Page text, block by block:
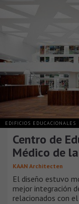
EDIFICIOS EDUCACIONALES
Centro de
Médico de
KAAN Architecten
El diseño estuvo
mejor integración
relacionados con